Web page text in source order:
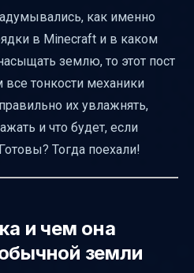
при увлажнении
источников
и увлажнить грядку
затоптать
грядки и их
увлажнения грядки
как именно
в Minecraft и в каком
землю, то этот пост
тонкости механики
их увлажнять,
и что будет, если
Тогда поехали!
и чем она
земли